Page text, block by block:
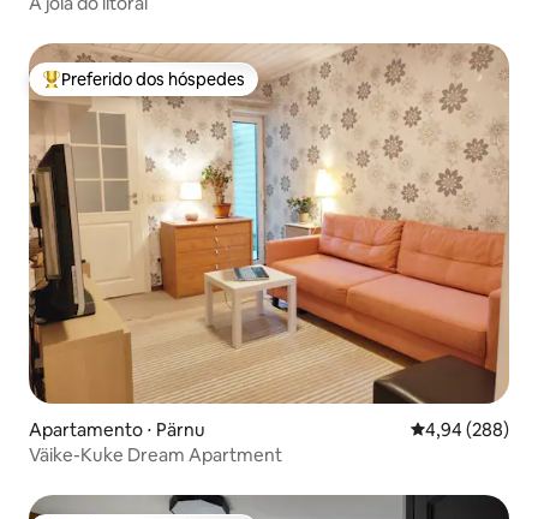
Entre os melhores preferidos dos hóspedes
Preferido dos hóspedes
Apartamento ⋅ Pärnu 4,94 de uma
4,94 (288)
Väike-Kuke Dream Apartment